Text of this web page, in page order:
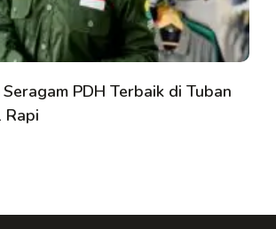
PDH Terbaik di Tuban
Rapi